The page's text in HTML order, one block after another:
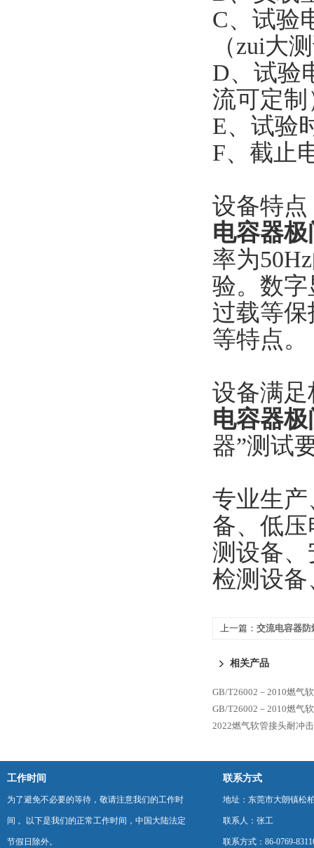
C、试验
（zui大
D、试验
流可定制
E、试验
F、截止
设备特点
电容器
率为
验。数
过载等
等特点。
设备满足
电容器
器”测试
专业生
备、低
测设备
检测设
上一篇： 交流电容器防
相关产品
GB/T26002－2010燃气
GB/T26002－2010燃气
2022燃气软管接头耐冲
工作时间
为了避免不必要的等待，敬请注意我们的工作时
间 。以下是我们的正常工作时间，中国大陆法定
节假日除外。
联系方式
地址：东莞市大朗镇松
联系人：张工
联系方式：86-0769-